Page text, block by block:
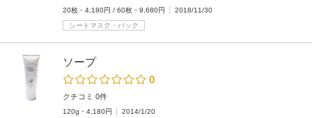
20枚・4,180円 / 60枚・9,680円
2018/11/30
シートマスク・パック
ソープ
0
クチコミ 0件
120g・4,180円
2014/1/20